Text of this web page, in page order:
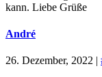
kann. Liebe Grüße
André
26. Dezember, 2022 |